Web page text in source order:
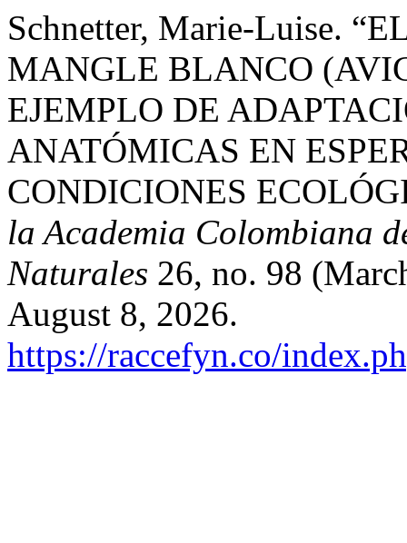
Schnetter, Marie-Luise.
MANGLE BLANCO
EJEMPLO DE
ANATÓMICAS EN
CONDICIONES
la Academia Colombiana
Naturales 26, no. 98
August 8, 2026.
https://raccefyn.co/